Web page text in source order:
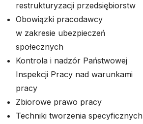
restrukturyzacji przedsiębiorstw
Obowiązki pracodawcy
w zakresie ubezpieczeń
społecznych
Kontrola i nadzór Państwowej
Inspekcji Pracy nad warunkami
pracy
Zbiorowe prawo pracy
Techniki tworzenia specyficznych